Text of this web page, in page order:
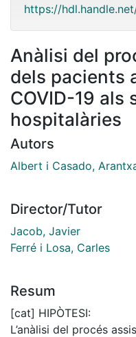
https://
Anàlisi del
dels pacients
COVID-19 als
hospitalàries
Autors
Albert i Casado,
Director/Tutor
Jacob, Javier
Ferré i Losa, Carles
Resum
[cat] HIPÒTESI:
L’anàlisi del procés